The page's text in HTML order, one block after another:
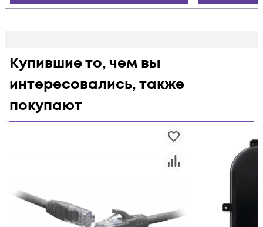
Купившие то, чем вы
интересовались, также
покупают